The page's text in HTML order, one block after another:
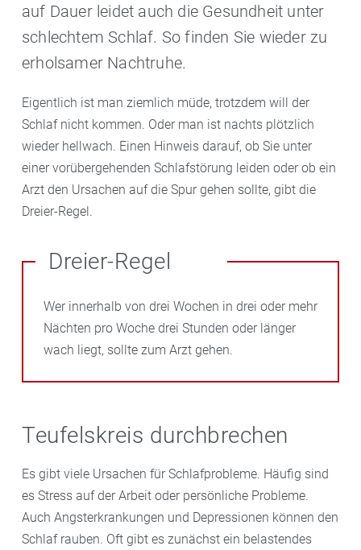
auf Dauer leidet auch die Gesundheit unter
schlechtem Schlaf. So finden Sie wieder zu
erholsamer Nachtruhe.
Eigentlich ist man ziemlich müde, trotzdem will der
Schlaf nicht kommen. Oder man ist nachts plötzlich
wieder hellwach. Einen Hinweis darauf, ob Sie unter
einer vorübergehenden Schlafstörung leiden oder ob ein
Arzt den Ursachen auf die Spur gehen sollte, gibt die
Dreier-Regel.
Dreier-Regel
Wer innerhalb von drei Wochen in drei oder mehr
Nächten pro Woche drei Stunden oder länger
wach liegt, sollte zum Arzt gehen.
Teufelskreis durchbrechen
Es gibt viele Ursachen für Schlafprobleme. Häufig sind
es Stress auf der Arbeit oder persönliche Probleme.
Auch Angsterkrankungen und Depressionen können den
Schlaf rauben. Oft gibt es zunächst ein belastendes